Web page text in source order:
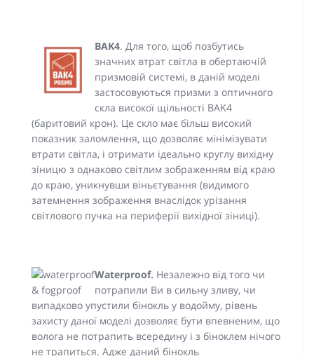
BAK4. Для того, щоб позбутись
значних втрат світла в обертаючій
призмовій системі, в даній моделі
застосовуються призми з оптичного
скла високої щільності BAK4
(баритовий крон). Це скло має більш високий
показник заломлення, що дозволяє мінімізувати
втрати світла, і отримати ідеально круглу вихідну
зіницю з однаково світлим зображенням від краю
до краю, уникнувши віньєтування (видимого
затемнення зображення внаслідок урізання
світлового пучка на периферії вихідної зіниці).
Waterproof. Незалежно від того чи
потрапили Ви в сильну зливу, чи
випадково упустили бінокль у водойму, рівень
захисту даної моделі дозволяє бути впевненим, що
волога не потрапить всередину і з біноклем нічого
не трапиться. Адже даний бінокль